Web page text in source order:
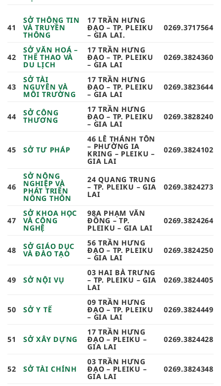
41
SỞ THÔNG TIN
VÀ TRUYỀN
THÔNG
17 TRẦN HƯNG
ĐẠO – TP. PLEIKU
– GIA LAI.
0269.3717564
42
SỞ VĂN HOÁ –
THỂ THAO VÀ
DU LỊCH
17 TRẦN HƯNG
ĐẠO – TP. PLEIKU
– GIA LAI
0269.3824360
43
SỞ TÀI
NGUYÊN VÀ
MÔI TRƯỜNG
17 TRẦN HƯNG
ĐẠO – TP. PLEIKU
– GIA LAI
0269.3823644
44 SỞ CÔNG
THƯƠNG
17 TRẦN HƯNG
ĐẠO – TP. PLEIKU
– GIA LAI
0269.3828240
45 SỞ TƯ PHÁP
46 LÊ THÁNH TÔN
– PHƯỜNG IA
KRING – PLEIKU –
GIA LAI
0269.3824102
46
SỞ NÔNG
NGHIỆP VÀ
PHÁT TRIỂN
NÔNG THÔN
24 QUANG TRUNG
– TP. PLEIKU – GIA
LAI
0269.3824273
47
SỞ KHOA HỌC
VÀ CÔNG
NGHỆ
98A PHẠM VĂN
ĐỒNG – TP.
PLEIKU – GIA LAI
0269.3824264
48 SỞ GIÁO DỤC
VÀ ĐÀO TẠO
56 TRẦN HƯNG
ĐẠO – TP. PLEIKU
– GIA LAI
0269.3824250
49 SỞ NỘI VỤ
03 HAI BÀ TRƯNG
– TP. PLEIKU – GIA
LAI
0269.3824405
50 SỞ Y TẾ
09 TRẦN HƯNG
ĐẠO – TP. PLEIKU
– GIA LAI
0269.3824449
51 SỞ XÂY DỰNG
17 TRẦN HƯNG
ĐẠO – PLEIKU –
GIA LAI
0269.3824428
52 SỞ TÀI CHÍNH
03 TRẦN HƯNG
ĐẠO – PLEIKU –
GIA LAI
0269.3824348